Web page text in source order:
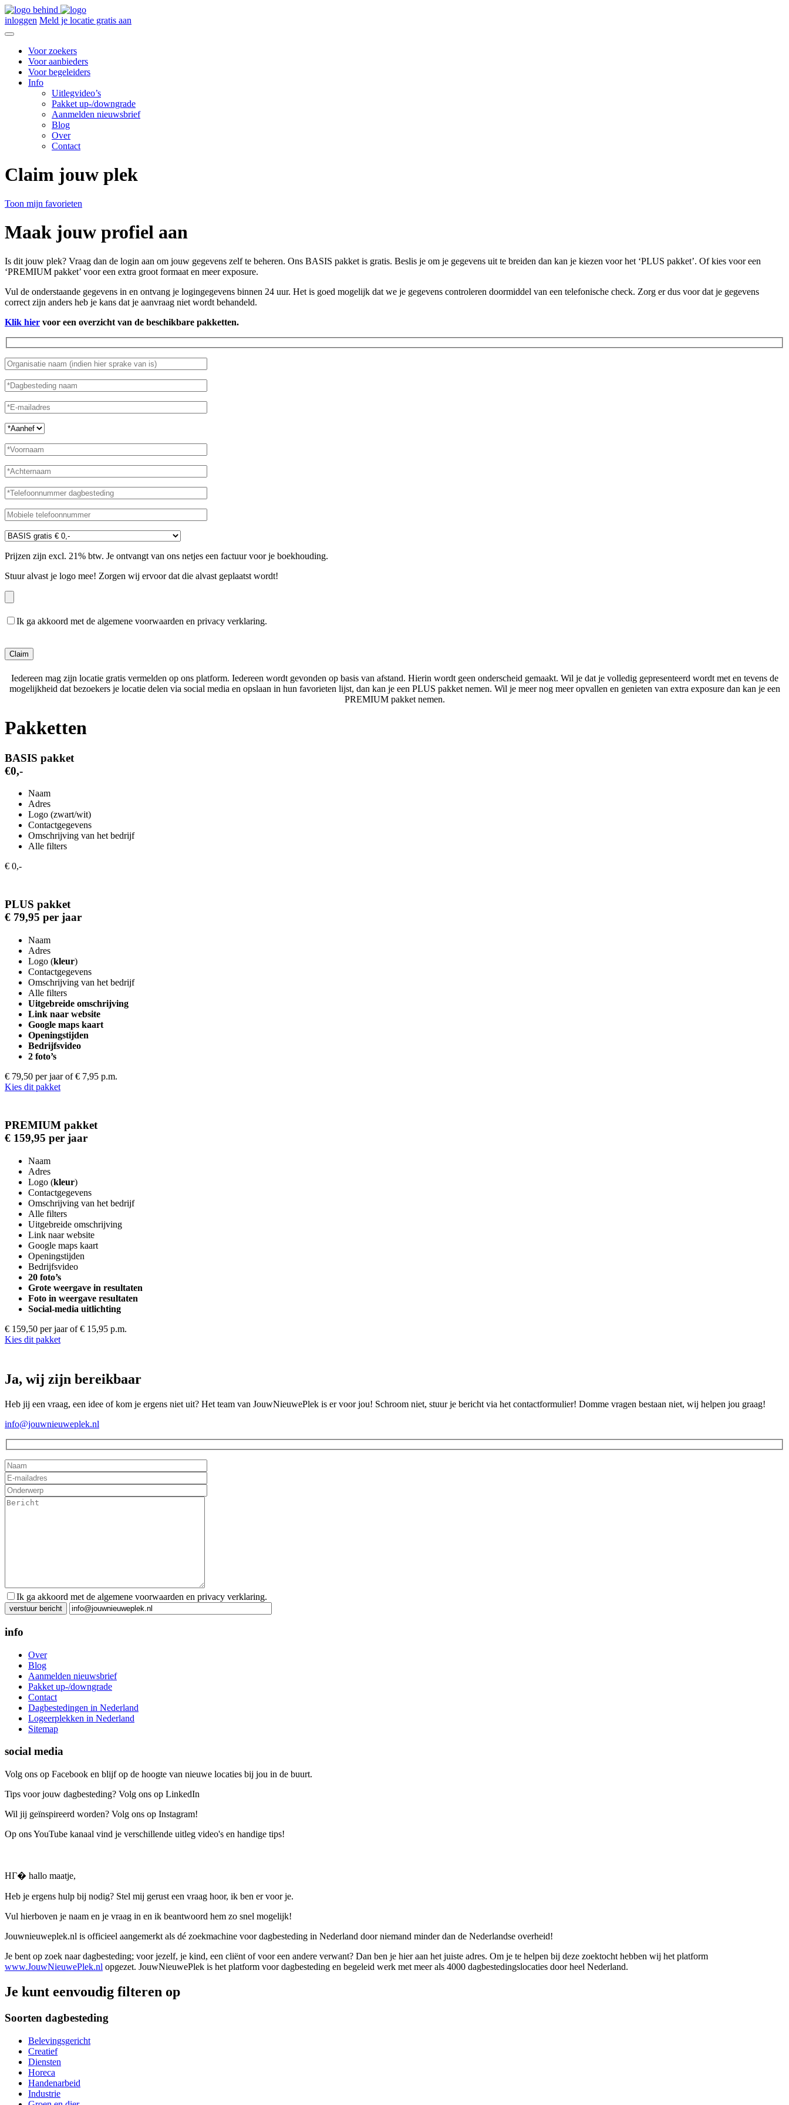
inloggen Meld je locatie gratis aan
Voor zoekers
Voor aanbieders
Voor begeleiders
Info
Uitlegvideo’s
Pakket up-/downgrade
Aanmelden nieuwsbrief
Blog
Over
Contact
Claim jouw plek
Toon mijn favorieten
Maak jouw profiel aan
Is dit jouw plek? Vraag dan de login aan om jouw gegevens zelf te beheren. Ons BASIS pakket is gratis. Beslis je om je gegevens uit te breiden dan kan je kiezen voor het ‘PLUS pakket’. Of kies voor een
‘PREMIUM pakket’ voor een extra groot formaat en meer exposure.
Vul de onderstaande gegevens in en ontvang je logingegevens binnen 24 uur. Het is goed mogelijk dat we je gegevens controleren doormiddel van een telefonische check. Zorg er dus voor dat je gegevens
correct zijn anders heb je kans dat je aanvraag niet wordt behandeld.
Klik hier voor een overzicht van de beschikbare pakketten.
Prijzen zijn excl. 21% btw. Je ontvangt van ons netjes een factuur voor je boekhouding.
Stuur alvast je logo mee! Zorgen wij ervoor dat die alvast geplaatst wordt!
Ik ga akkoord met de algemene voorwaarden en privacy verklaring.
Iedereen mag zijn locatie gratis vermelden op ons platform. Iedereen wordt gevonden op basis van afstand. Hierin wordt geen onderscheid gemaakt. Wil je dat je volledig gepresenteerd wordt met en tevens de
mogelijkheid dat bezoekers je locatie delen via social media en opslaan in hun favorieten lijst, dan kan je een PLUS pakket nemen. Wil je meer nog meer opvallen en genieten van extra exposure dan kan je een
PREMIUM pakket nemen.
Pakketten
BASIS pakket
€0,-
Naam
Adres
Logo (zwart/wit)
Contactgegevens
Omschrijving van het bedrijf
Alle filters
€ 0,-
PLUS pakket
€ 79,95 per jaar
Naam
Adres
Logo (kleur)
Contactgegevens
Omschrijving van het bedrijf
Alle filters
Uitgebreide omschrijving
Link naar website
Google maps kaart
Openingstijden
Bedrijfsvideo
2 foto’s
€ 79,50 per jaar of € 7,95 p.m.
Kies dit pakket
PREMIUM pakket
€ 159,95 per jaar
Naam
Adres
Logo (kleur)
Contactgegevens
Omschrijving van het bedrijf
Alle filters
Uitgebreide omschrijving
Link naar website
Google maps kaart
Openingstijden
Bedrijfsvideo
20 foto’s
Grote weergave in resultaten
Foto in weergave resultaten
Social-media uitlichting
€ 159,50 per jaar of € 15,95 p.m.
Kies dit pakket
Ja, wij zijn bereikbaar
Heb jij een vraag, een idee of kom je ergens niet uit? Het team van JouwNieuwePlek is er voor jou! Schroom niet, stuur je bericht via het contactformulier! Domme vragen bestaan niet, wij helpen jou graag!
info@jouwnieuweplek.nl
Ik ga akkoord met de algemene voorwaarden en privacy verklaring.
Gelieve dit veld leeg te laten.
info
Over
Blog
Aanmelden nieuwsbrief
Pakket up-/downgrade
Contact
Dagbestedingen in Nederland
Logeerplekken in Nederland
Sitemap
social media
Volg ons op Facebook en blijf op de hoogte van nieuwe locaties bij jou in de buurt.
Tips voor jouw dagbesteding? Volg ons op LinkedIn
Wil jij geïnspireerd worden? Volg ons op Instagram!
Op ons YouTube kanaal vind je verschillende uitleg video's en handige tips!
HГ� hallo maatje,
Heb je ergens hulp bij nodig? Stel mij gerust een vraag hoor, ik ben er voor je.
Vul hierboven je naam en je vraag in en ik beantwoord hem zo snel mogelijk!
Jouwnieuweplek.nl is officieel aangemerkt als dé zoekmachine voor dagbesteding in Nederland door niemand minder dan de Nederlandse overheid!
Je bent op zoek naar dagbesteding; voor jezelf, je kind, een cliënt of voor een andere verwant? Dan ben je hier aan het juiste adres. Om je te helpen bij deze zoektocht hebben wij het platform
www.JouwNieuwePlek.nl opgezet. JouwNieuwePlek is het platform voor dagbesteding en begeleid werk met meer als 4000 dagbestedingslocaties door heel Nederland.
Je kunt eenvoudig filteren op
Soorten dagbesteding
Belevingsgericht
Creatief
Diensten
Horeca
Handenarbeid
Industrie